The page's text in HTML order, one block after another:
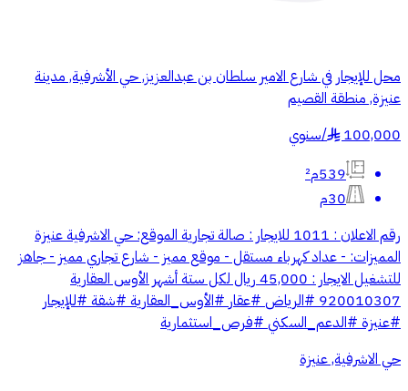
محل للإيجار في شارع الامير سلطان بن عبدالعزيز, حي الأشرفية, مدينة
عنيزة, منطقة القصيم
100,000
§
/سنوي
539م²
30م
رقم الاعلان : 1011 للايجار : صالة تجارية الموقع: حي الاشرفية عنيزة
المميزات: - عداد كهرباء مستقل - موقع مميز - شارع تجاري مميز - جاهز
للتشغيل الايجار : 45,000 ريال لكل ستة أشهر ‏الأوس العقارية
حي الاشرفية, عنيزة